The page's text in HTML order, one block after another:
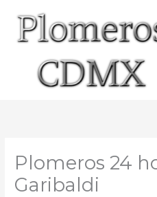
contenido
Plomeros 24
Garibaldi